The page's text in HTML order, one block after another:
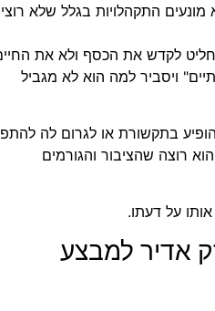
התקהלויות בגלל שלא
לקדש את הכסף ולא את
ויסביר למה הוא לא מגביל
בתקשורת או לגרום לה
רוצה שהציבור והגורמים
על דעתו.
אדיר למבצע